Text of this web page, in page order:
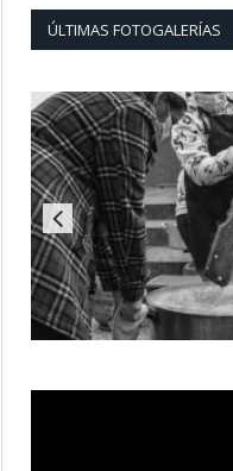
ÚLTIMAS FOTOGALERÍAS